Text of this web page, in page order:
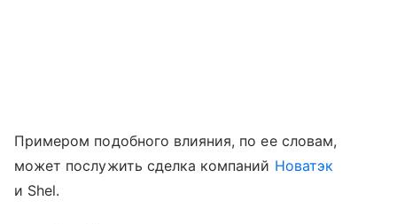
Примером подобного влияния, по ее словам,
может послужить сделка компаний Новатэк
и Shel.